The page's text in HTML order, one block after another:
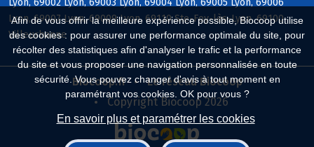
Afin de vous offrir la meilleure expérience possible, Biocoop utilise
des cookies : pour assurer une performance optimale du site, pour
récolter des statistiques afin d'analyser le trafic et la performance
du site et vous proposer une navigation personnalisée en toute
sécurité. Vous pouvez changer d'avis à tout moment en
paramétrant vos cookies. OK pour vous ?
En savoir plus et paramétrer les cookies
Lyon, 69007 Lyon, 69009 Lyon, 69110 Ste-Foy-lès-Lyon, 69100
Villeurbanne
Biocoop.fr
Le réseau Biocoop
Copyright Biocoop 2026